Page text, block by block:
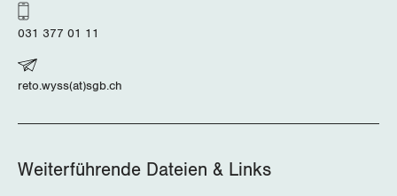
Uri
Wallis
031 377 01 11
reto.wyss(at)sgb.ch
Weiterführende Dateien & Links